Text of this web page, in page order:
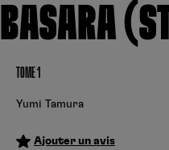
BASARA
TOME 1
Yumi Tamura
Ajouter un avis